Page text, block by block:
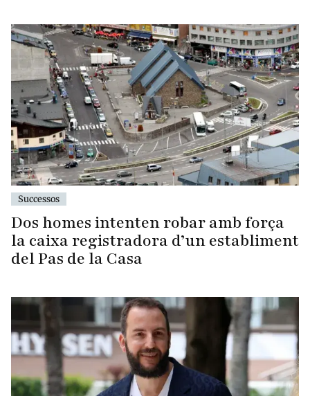
Successos
Dos homes intenten robar amb força
la caixa registradora d’un establiment
del Pas de la Casa